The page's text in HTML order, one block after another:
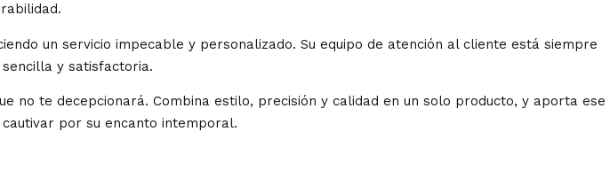
un servicio impecable y personalizado. Su equipo de atención al cliente está siempre
y satisfactoria.
no te decepcionará. Combina estilo, precisión y calidad en un solo producto, y aporta ese
por su encanto intemporal.